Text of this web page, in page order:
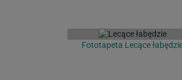
Fototapeta Lecące